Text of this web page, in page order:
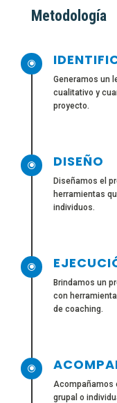
Metodología
\
Generamos un
cualitativo y
proyecto.
\ DISEÑO
Diseñamos el
herramientas
individuos.
\
Brindamos un
con
de coaching.
\
Acompañamos
grupal o